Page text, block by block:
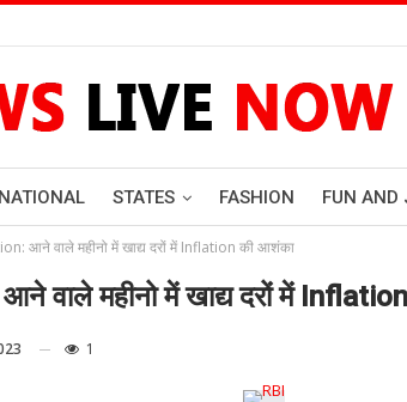
STATES FASHION FUN AND
आने वाले महीनो में खाद्य दरों में Inflation की आशंका
वाले महीनो में खाद्य दरों में
1